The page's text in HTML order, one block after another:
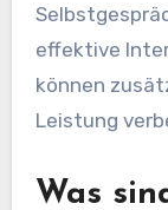
effektive
können
Leistung
Was